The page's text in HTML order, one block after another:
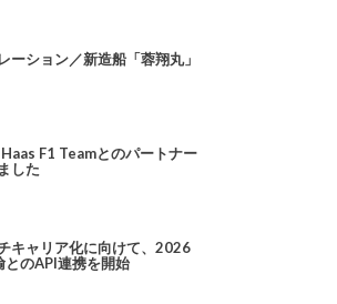
ーション／新造船「蓉翔丸」
F1 Teamとのパートナー
した
キャリア化に向けて、2026
のAPI連携を開始